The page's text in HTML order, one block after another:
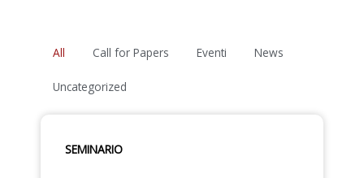
All Call for Papers Eventi News
Uncategorized
SEMINARIO